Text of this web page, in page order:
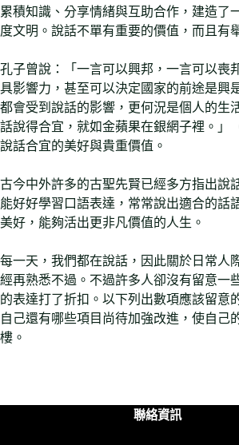
累積知識、分享情緒與互助合作，建造了
度文明。說話不單有重要的價值，而且有
孔子曾說：「一言可以興邦，一言可以喪
具影響力，甚至可以決定國家的前途是興
都會受到說話的影響，更何況是個人的生
話說得合宜，就如金蘋果在銀網子裡。」
說話合宜的美好與貴重價值。
古今中外許多的古聖先賢已經多方指出說
能好好學習口語表達，常常說出適合的話
美好，能夠活出更非凡價值的人生。
每一天，我們都在說話，因此關於日常人
經再熟悉不過。不過許多人卻沒有留意一
的表達打了折扣。以下列出數項應該留意
自己還有哪些項目尚待加強改進，使自己
樓。
聯絡資訊